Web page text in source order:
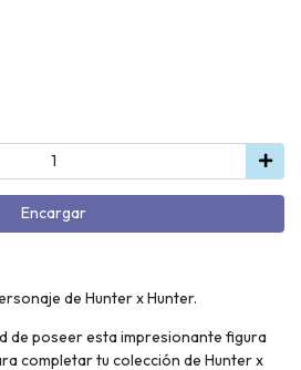
Encargar
de Hunter x Hunter.
de poseer esta impresionante figura
completar tu colección de Hunter x